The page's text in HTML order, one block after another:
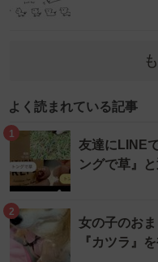
よく読まれている記事
1
友達にLINE
ングで草』
2
女の子のお
『カツラ』